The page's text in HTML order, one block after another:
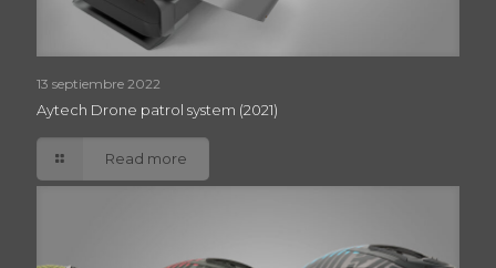
13 septiembre 2022
Aytech Drone patrol system (2021)
Read more